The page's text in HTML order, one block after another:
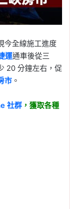
今全線施工進度
運通車後從三
20 分鐘左右，促
市 。
社群 ，獲取各種